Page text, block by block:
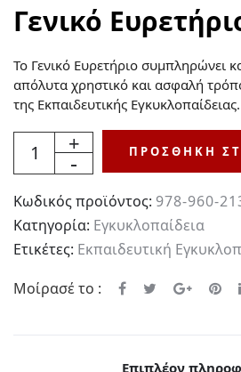
was:
€44.80.
τιμή
είναι:
Γενικό
Το Γενικό Ευρετήριο συμπληρώνει
απόλυτα χρηστικό και ασφαλή
της Εκπαιδευτικής Εγκυκλοπαίδειας.
Ποσότητα
ΠΡΟΣΘΉΚΗ
Κωδικός προϊόντος: 978-960-
Κατηγορία: Εγκυκλοπαίδεια
Ετικέτες: Εκπαιδευτική
Μοίρασέ το :
Επιπλέον